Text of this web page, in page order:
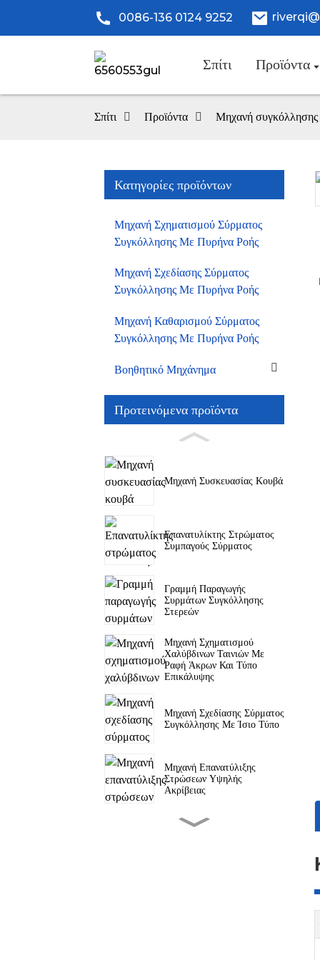
0086-136 0124 9252
Σπίτι Προϊόντα
Σπίτι Προϊόντα Μηχανή συγκόλλησης
Κατηγορίες προϊόντων
Μηχανή Σχηματισμού Σύρματος
Συγκόλλησης Με Πυρήνα Ροής
Μηχανή Σχεδίασης Σύρματος
Συγκόλλησης Με Πυρήνα Ροής
Μηχανή Καθαρισμού Σύρματος
Συγκόλλησης Με Πυρήνα Ροής
Βοηθητικό Μηχάνημα
Προτεινόμενα προϊόντα
Μηχανή Συσκευασίας Κουβά
Επανατυλίκτης Στρώματος
Συμπαγούς Σύρματος
Γραμμή Παραγωγής
Συρμάτων Συγκόλλησης
Στερεών
Μηχανή Σχηματισμού
Χαλύβδινων Ταινιών Με
Ραφή Άκρων Και Τύπο
Επικάλυψης
Μηχανή Σχεδίασης Σύρματος
Συγκόλλησης Με Ίσιο Τύπο
Μηχανή Επανατύλιξης
Στρώσεων Υψηλής
Ακρίβειας